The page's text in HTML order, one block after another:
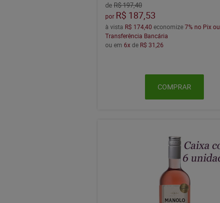
deR$ 197,40
por R$ 187,53
à vista R$ 174,40 economize7% no Pix ou
Transferência Bancária
ou em 6xde R$ 31,26
COMPRAR